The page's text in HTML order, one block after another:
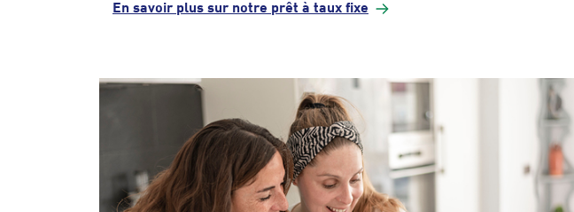
En savoir plus sur notre prêt à taux fixe